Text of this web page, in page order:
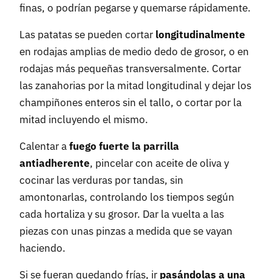
finas, o podrían pegarse y quemarse rápidamente.
Las patatas se pueden cortar longitudinalmente
en rodajas amplias de medio dedo de grosor, o en
rodajas más pequeñas transversalmente. Cortar
las zanahorias por la mitad longitudinal y dejar los
champiñones enteros sin el tallo, o cortar por la
mitad incluyendo el mismo.
Calentar afuego fuerte la parrilla
antiadherente, pincelar con aceite de oliva y
cocinar las verduras por tandas, sin
amontonarlas, controlando los tiempos según
cada hortaliza y su grosor. Dar la vuelta a las
piezas con unas pinzas a medida que se vayan
haciendo.
Si se fueran quedando frías, ir pasándolas a una